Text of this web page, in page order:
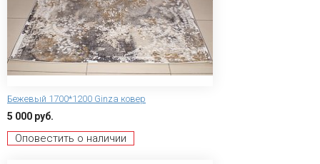
Бежевый 1700*1200 Ginza ковер
5 000 руб.
Оповестить о наличии